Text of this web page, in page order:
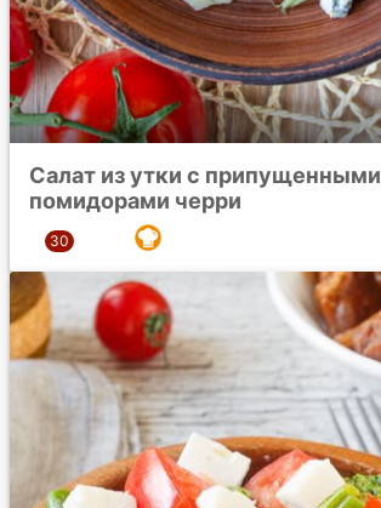
Салат из утки с припущенными
помидорами черри